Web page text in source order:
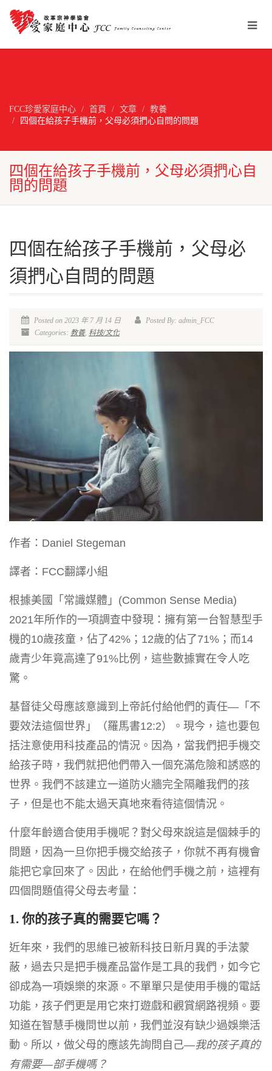
FCC珍愛家庭中心 首頁 文章
教養
四個在給孩子手機前，父母必須捫心自問的問題
四個在給孩子手機前，父母必須捫心自
問的問題
四個在給孩子手機前，父母必
須捫心自問的問題
Posted on 2023 年 7 月 14 日
Posted By: admin_FCC
Categories: 教養, 科技/文化
作者：Daniel Stegeman
譯者：FCC翻譯小組
根據美國「常識媒體」(Common Sense Media)
2021年所作的一項調查中發現：擁有第一台智慧型手
機的10歲孩童，佔了42%；12歲的佔了71%；而14
歲青少年竟高達了91%比例，這些數據實在令人吃
驚。
基督徒父母應該意識到上帝託付給他們的責任—「不
要效法這個世界」（羅馬書12:2）。現今，這也要包
括注意使用科技產品的情況。因為，當我們把手機交
給孩子時，我們就把他們帶入一個充滿危險和誘惑的
世界。我們不該建立一道防火牆完全隔離我們的孩
子，但是也不能太過天真地來看待這個情況。
什麼年齡適合使用手機呢？對父母來說這是個棘手的
問題，因為一旦你把手機交給孩子，你就不再有機會
能把它拿回來了。因此，在給他們手機之前，這裡有
四個問題值得父母去考量：
1. 你的孩子真的需要它嗎？
近年來，我們的思維已被新科技日新月異的手法蒙
蔽，過去只是把手機產品當作是工具的我們，如今它
卻成為一項娛樂的來源。不單單只是使用手機的電話
功能，孩子們更是用它來打遊戲和觀賞網路視頻。要
知道在智慧手機問世以前，我們並沒有缺少過娛樂活
動。所以，做父母的應該先詢問自己—我的孩子真的
有需要—部手機嗎？